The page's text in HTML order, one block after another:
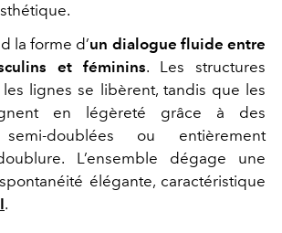
la forme d’un dialogue fluide entre
et féminins. Les structures
les lignes se libèrent, tandis que les
en légèreté grâce à des
semi-doublées ou entièrement
L’ensemble dégage une
élégante, caractéristique
.